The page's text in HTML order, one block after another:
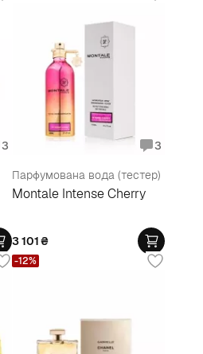
3 3
Парфумована вода (тестер)
Montale Intense Cherry
3 101₴
-12%